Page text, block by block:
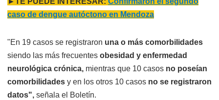
caso de dengue autóctono en Mendoza
"En 19 casos se registraron una o más comorbilidades
siendo las más frecuentes obesidad y enfermedad
neurológica crónica, mientras que 10 casos no poseían
comorbilidades y en los otros 10 casos no se registraron
datos", señala el Boletín.